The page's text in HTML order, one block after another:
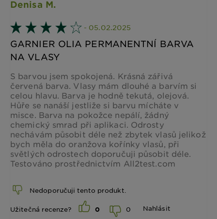
Denisa M.
- 05.02.2025
GARNIER OLIA PERMANENTNÍ BARVA
NA VLASY
S barvou jsem spokojená. Krásná zářivá
červená barva. Vlasy mám dlouhé a barvím si
celou hlavu. Barva je hodně tekutá, olejová.
Hůře se nanáší jestliže si barvu mícháte v
misce. Barva na pokožce nepálí, žádný
chemický smrad při aplikaci. Odrosty
nechávám působit déle než zbytek vlasů jelikož
bych měla do oranžova kořínky vlasů, při
světlých odrostech doporučuji působit déle.
Testováno prostřednictvím All2test.com
Nedoporučuji tento produkt.
Užitečná recenze? 0 0 Nahlásit